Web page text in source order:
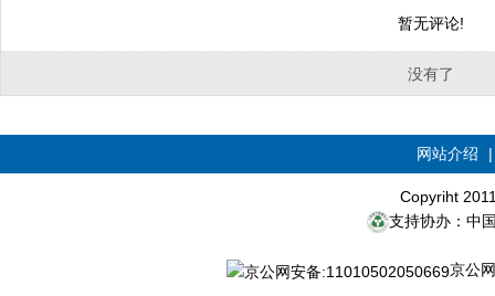
暂无评论!
没有了
网站介绍
Copyriht
支持协办：中
京公